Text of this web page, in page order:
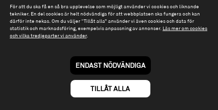
Tel: 08 - 545 813 40
Till spiltan.se
© 2026 - Spiltan Fonder AB
By Sphinxly
För att du ska få en så bra upplevelse som möjligt använder vi cookies och liknande
tekniker. En del cookies är helt nödvändiga för att webbplatsen ska fungera och kan
därför inte nekas. Om du väljer “Tillåt alla” använder vi även cookies och data för
statistik och marknadsföring, exempelvis anpassning av annonser. Läs mer om cookies
och vilka tredjeparter vi använder.
ENDAST NÖDVÄNDIGA
TILLÅT ALLA